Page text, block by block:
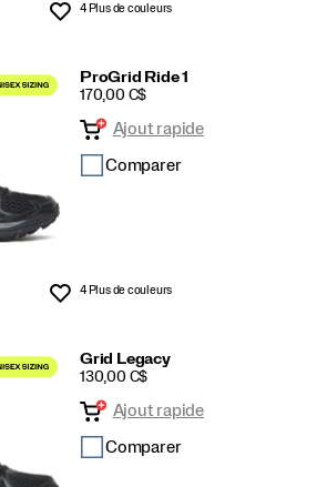
Liste de souhaits
4 Plus de couleurs
ProGrid Ride 1
PRICE
170,00 C$
Liste de souhaits
Ajout rapide
Comparer
4 Plus de couleurs
Grid Legacy
PRICE
130,00 C$
Ajout rapide
Comparer